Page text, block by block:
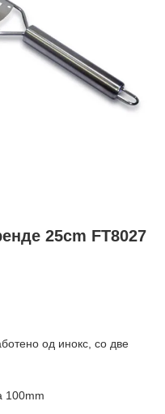
25cm FT8027
од инокс, со две
100mm